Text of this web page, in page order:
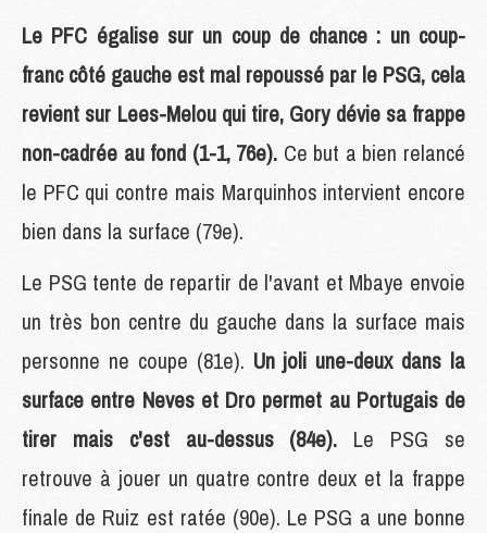
Le PFC égalise sur un coup de chance : un coup-
franc côté gauche est mal repoussé par le PSG, cela
revient sur Lees-Melou qui tire, Gory dévie sa frappe
non-cadrée au fond (1-1, 76e). Ce but a bien relancé
le PFC qui contre mais Marquinhos intervient encore
bien dans la surface (79e).
Le PSG tente de repartir de l'avant et Mbaye envoie
un très bon centre du gauche dans la surface mais
personne ne coupe (81e). Un joli une-deux dans la
surface entre Neves et Dro permet au Portugais de
tirer mais c'est au-dessus (84e). Le PSG se
retrouve à jouer un quatre contre deux et la frappe
finale de Ruiz est ratée (90e). Le PSG a une bonne